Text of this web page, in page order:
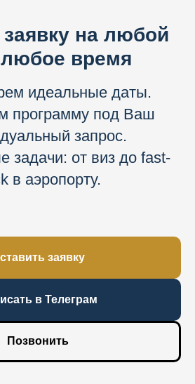
заявку на любой
время
идеальные даты.
программу под Ваш
запрос.
от виз до fast-
в аэропорту.
заявку
в Телеграм
Позвонить